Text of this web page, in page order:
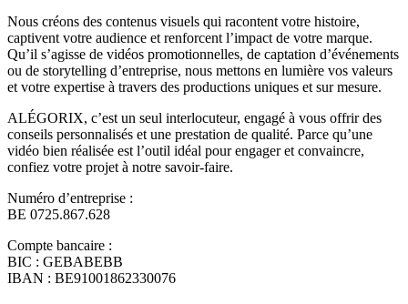
Nous créons des contenus visuels qui racontent votre histoire,
captivent votre audience et renforcent l’impact de votre marque.
Qu’il s’agisse de vidéos promotionnelles, de captation d’événements
ou de storytelling d’entreprise, nous mettons en lumière vos valeurs
et votre expertise à travers des productions uniques et sur mesure.
ALÉGORIX, c’est un seul interlocuteur, engagé à vous offrir des
conseils personnalisés et une prestation de qualité. Parce qu’une
vidéo bien réalisée est l’outil idéal pour engager et convaincre,
confiez votre projet à notre savoir-faire.
Numéro d’entreprise :
BE 0725.867.628
Compte bancaire :
BIC : GEBABEBB
IBAN : BE91001862330076